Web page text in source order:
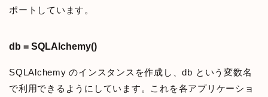
ポートしています。
db = SQLAlchemy()
SQLAlchemy のインスタンスを作成し、db という変数名
で利用できるようにしています。これを各アプリケーショ